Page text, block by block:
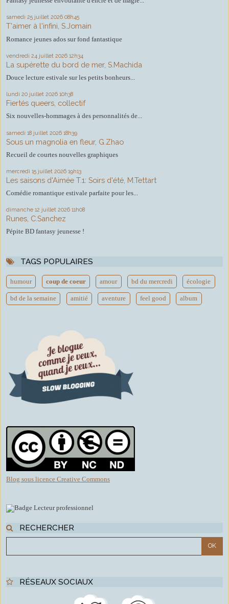
samedi 25 juillet 2026 08h45
T'aimer à l'infini, S.Jomain
Romance jeunes ados sur fond fantastique
vendredi 24 juillet 2026 12h34
La supérette du bord de mer, S.Machida
Douce lecture estivale sur les petits bonheurs...
lundi 20 juillet 2026 10h38
Fiertés queers, collectif
Six nouvelles-hommages à des personnalités de...
samedi 18 juillet 2026 18h39
Sous un magnolia en fleur, G.Zhao
Recueil de courtes nouvelles graphiques
mercredi 15 juillet 2026 19h13
Les saisons d'Aimée T.1: Soirs d'été, M.Tettart
Comédie romantique estivale parfaite pour les...
dimanche 12 juillet 2026 11h08
Runes, C.Sanchez
Pépite BD fantasy jeunesse !
TAGS POPULAIRES
humour coup de coeur amour bd du mercredi écologie
bd de la semaine amitié aventure feel good album
Blog sous licence Creative Commons
RECHERCHER
RÉSEAUX SOCIAUX